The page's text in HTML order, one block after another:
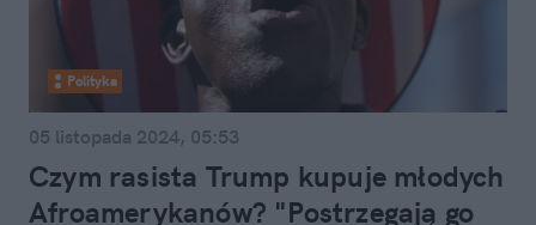
Polityka
05 listopada 2024, 05:53
Czym rasista Trump kupuje młodych
Afroamerykanów? "Postrzegają go